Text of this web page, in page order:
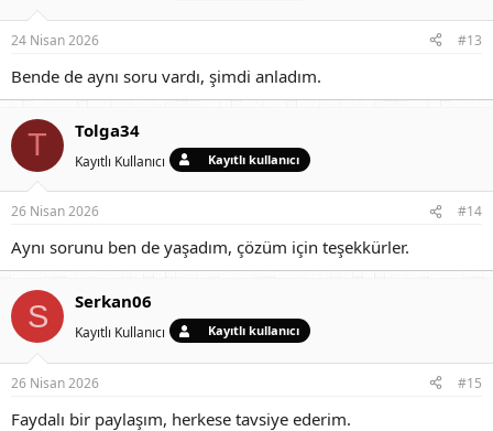
24 Nisan 2026 #13
Bende de aynı soru vardı, şimdi anladım.
T Tolga34
Kayıtlı Kullanıcı Kayıtlı kullanıcı
26 Nisan 2026 #14
Aynı sorunu ben de yaşadım, çözüm için teşekkürler.
S Serkan06
Kayıtlı Kullanıcı Kayıtlı kullanıcı
26 Nisan 2026 #15
Faydalı bir paylaşım, herkese tavsiye ederim.